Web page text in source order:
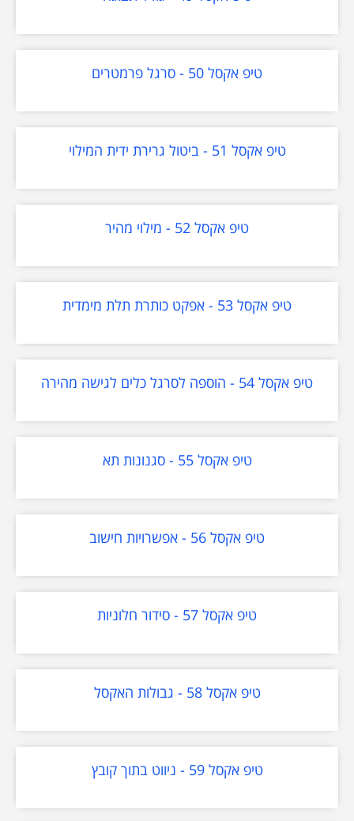
טיפ אקסל 50 - סרגל פרמטרים
טיפ אקסל 51 - ביטול גרירת ידית המילוי
טיפ אקסל 52 - מילוי מהיר
טיפ אקסל 53 - אפקט כותרת תלת מימדית
טיפ אקסל 54 - הוספה לסרגל כלים לגישה מהירה
טיפ אקסל 55 - סגנונות תא
טיפ אקסל 56 - אפשרויות חישוב
טיפ אקסל 57 - סידור חלוניות
טיפ אקסל 58 - גבולות האקסל
טיפ אקסל 59 - ניווט בתוך קובץ